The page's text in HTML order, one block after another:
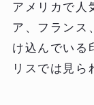
アメリカで人
ア、フランス
け込んでいる
リスでは見